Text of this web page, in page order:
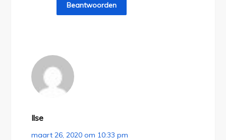
Beantwoorden
Ilse
maart 26, 2020 om 10:33 pm